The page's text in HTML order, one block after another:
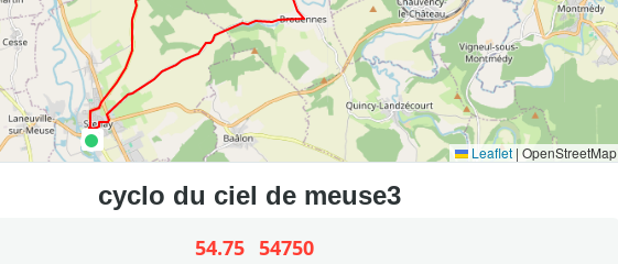
Leaflet | OpenStreetMap
54.75 54750